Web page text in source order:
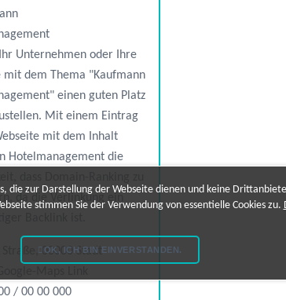
Unternehmen oder Ihre
mit dem Thema "Kaufmann
einen guten Platz
Mit einem Eintrag
mit dem Inhalt
Hotelmanagement die
da die Verlinkung ein
Straße, 00000 Stadt
/ 00 00 000
die zur Darstellung der Webseite dienen und keine
stimmen Sie der Verwendung von essentielle Cookies zu.
OK, ICH BIN EINVERSTANDEN.